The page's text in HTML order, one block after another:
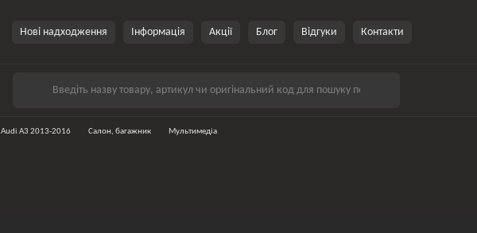
Нові надходження
Інформація Акції Блог Відгуки Контакти
Audi A3 2013-2016 Салон, багажник Мультимедіа